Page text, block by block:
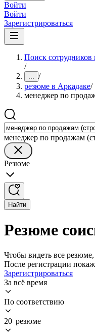
Войти
Войти
Зарегистрироваться
Поиск сотрудников
/
... /
резюме в Аркадаке/
менеджер по
менеджер по продажам
Резюме
Найти
Резюме
Чтобы видеть все резюме,
После регистрации
Зарегистрироваться
За всё время
По соответствию
20 резюме